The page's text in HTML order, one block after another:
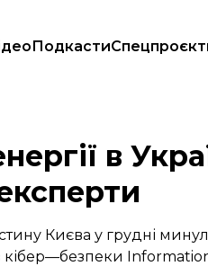
Подкасти
в
Києва у грудні
кібер—безпеки